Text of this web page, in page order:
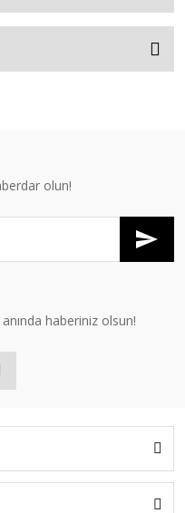
olun!
haberiniz olsun!